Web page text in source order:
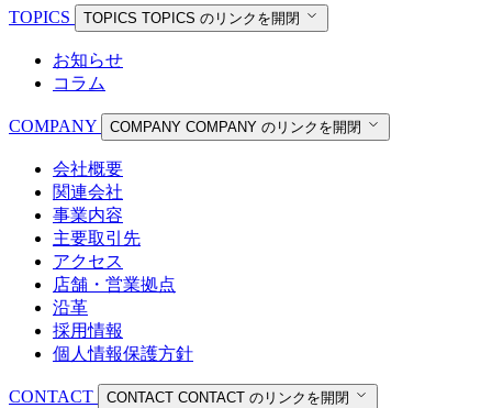
TOPICS TOPICS TOPICS のリンクを開閉
お知らせ
コラム
COMPANY COMPANY COMPANY のリンクを開閉
会社概要
関連会社
事業内容
主要取引先
アクセス
店舗・営業拠点
沿革
採用情報
個人情報保護方針
CONTACT CONTACT CONTACT のリンクを開閉